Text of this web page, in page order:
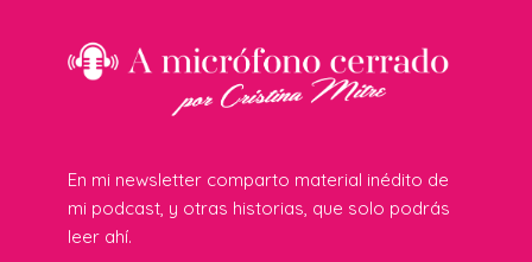
En mi newsletter comparto material inédito de
mi podcast, y otras historias, que solo podrás
leer ahí.